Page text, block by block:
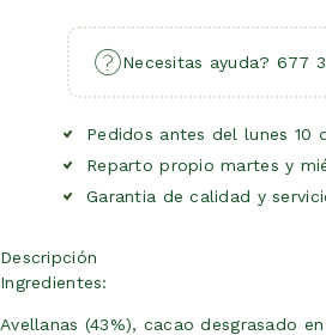
Necesitas ayuda? 677
Pedidos antes del lunes 10
Reparto propio martes y
Garantia de calidad y
Descripción
Ingredientes:
Avellanas (43%), cacao desgrasado